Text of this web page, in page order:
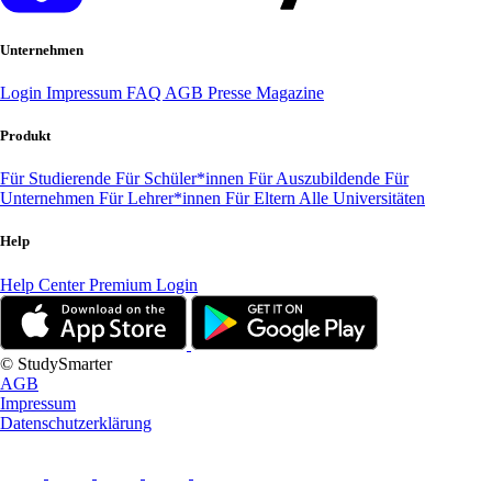
Unternehmen
Login Impressum FAQ AGB Presse Magazine
Produkt
Für Studierende Für Schüler*innen Für Auszubildende Für
Unternehmen Für Lehrer*innen Für Eltern Alle Universitäten
Help
Help CenterPremium Login
© StudySmarter
AGB
Impressum
Datenschutzerklärung